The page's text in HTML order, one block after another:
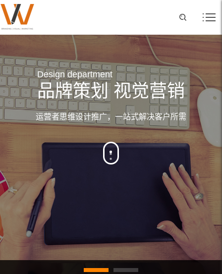
Design department
品牌策划 视觉营销
运营者思维设计推广，一站式解决客户所需
Video production
见证企业成长
用最专业的影像语言去记录企业的一点一滴